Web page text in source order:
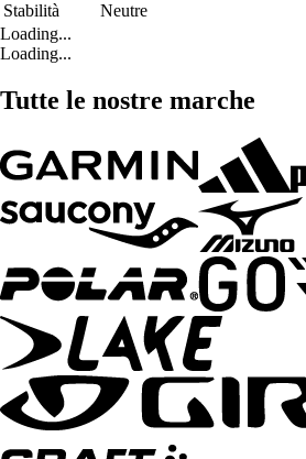
Stabilità
Neutre
Loading...
Loading...
Tutte le nostre marche